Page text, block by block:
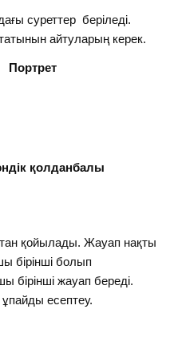
суреттер беріледі.
айтуларың керек.
қойылады. Жауап нақты
бірінші болып
бірінші жауап береді.
есептеу.